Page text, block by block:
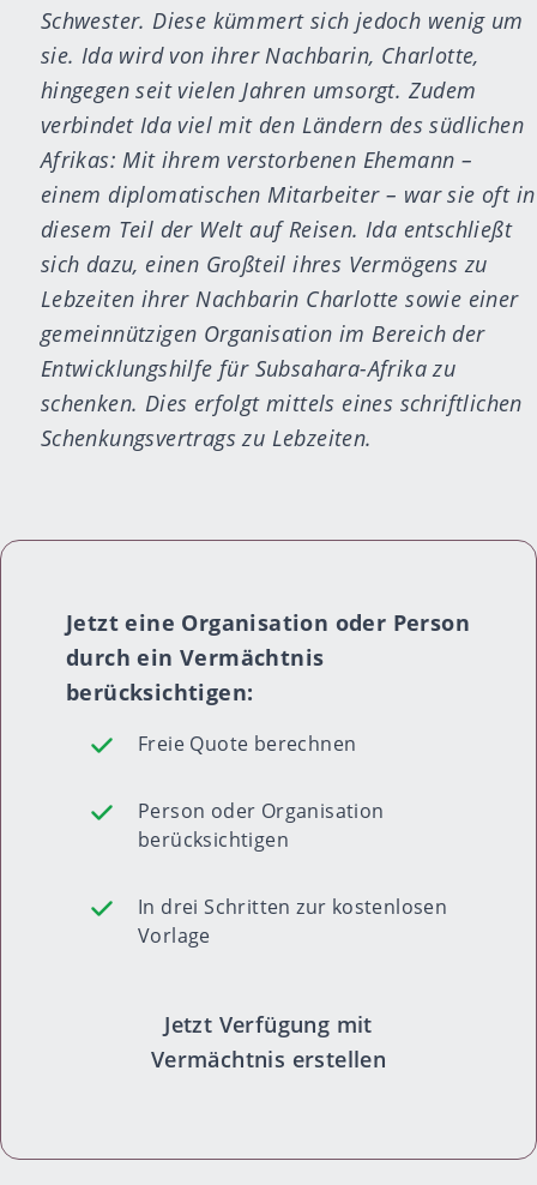
Schwester. Diese kümmert sich jedoch wenig um
sie. Ida wird von ihrer Nachbarin, Charlotte,
hingegen seit vielen Jahren umsorgt. Zudem
verbindet Ida viel mit den Ländern des südlichen
Afrikas: Mit ihrem verstorbenen Ehemann –
einem diplomatischen Mitarbeiter – war sie oft in
diesem Teil der Welt auf Reisen. Ida entschließt
sich dazu, einen Großteil ihres Vermögens zu
Lebzeiten ihrer Nachbarin Charlotte sowie einer
gemeinnützigen Organisation im Bereich der
Entwicklungshilfe für Subsahara-Afrika zu
schenken. Dies erfolgt mittels eines schriftlichen
Schenkungsvertrags zu Lebzeiten.
Jetzt eine Organisation oder Person
durch ein Vermächtnis
berücksichtigen:
Freie Quote berechnen
Person oder Organisation
berücksichtigen
In drei Schritten zur kostenlosen
Vorlage
Jetzt Verfügung mit
Vermächtnis erstellen